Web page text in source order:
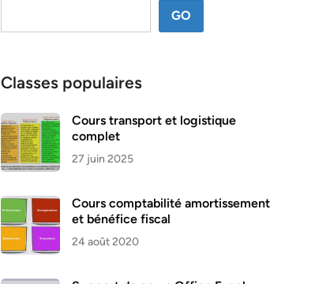
GO
Classes populaires
Cours transport et logistique
complet
27 juin 2025
Cours comptabilité amortissement
et bénéfice fiscal
24 août 2020